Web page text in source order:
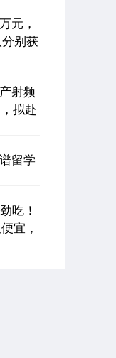
元，
别获
射频
拟赴
留学
吃！
宜，